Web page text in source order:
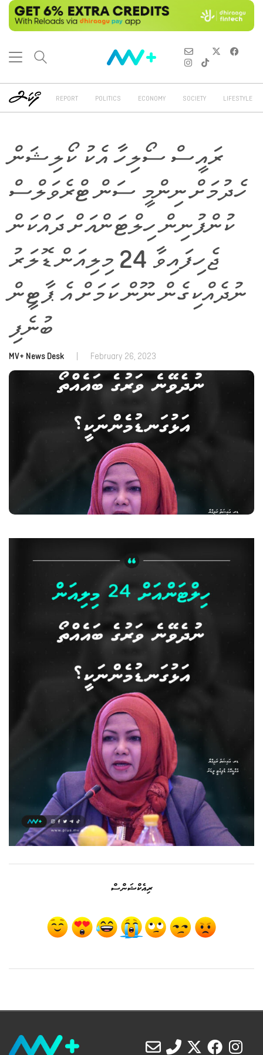
REPORT POLITICS ECONOMY SOCIETY LIFESTYLE
ރައީސް ސޯލިހާ އެކު ކޯލިޝަން
ހެދުމަށް ނިންމީ ސަން ޓްރެވަލްސް
ކުންފުނިން ހިލްޓަންއަށް ދައްކަން
ޖެހިފައިވާ 24 މިލިއަން ޑޮލަރު
ނުދެއްކިގެން ނޫން ކަމަށް އެ ޕާޓީން
ބުނެފި
MV+ News Desk February 26, 2023
ރިއެކްޝަންސް